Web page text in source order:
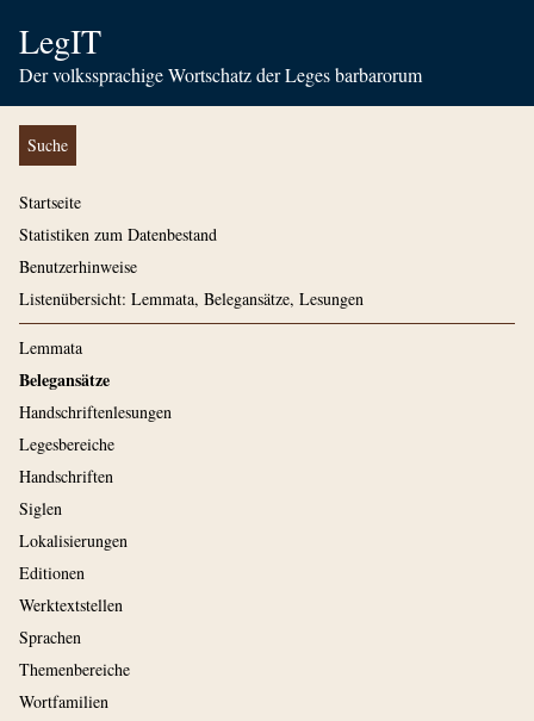
LegIT
Der volkssprachige Wortschatz der Leges barbarorum
Suche
Startseite
Statistiken zum Datenbestand
Benutzerhinweise
Listenübersicht: Lemmata, Belegansätze, Lesungen
Lemmata
Belegansätze
Handschriftenlesungen
Legesbereiche
Handschriften
Siglen
Lokalisierungen
Editionen
Werktextstellen
Sprachen
Themenbereiche
Wortfamilien